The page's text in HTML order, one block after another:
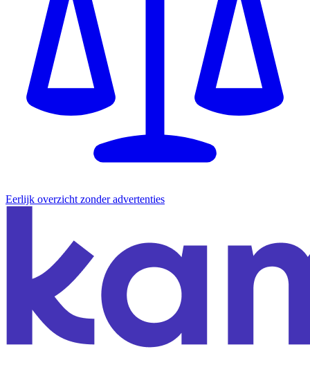
Eerlijk overzicht zonder advertenties